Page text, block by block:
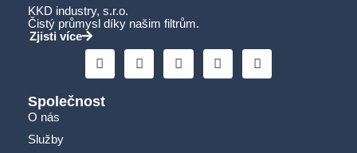
KKD industry, s.r.o.
Čistý průmysl díky našim filtrům.
Zjisti více
Společnost
O nás
Služby